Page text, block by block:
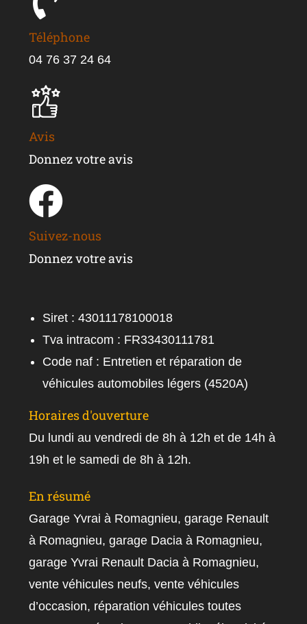
Téléphone
04 76 37 24 64
Avis
Donnez votre avis
Suivez-nous
Donnez votre avis
Siret : 43011178100018
Tva intracom : FR33430111781
Code naf : Entretien et réparation de
véhicules automobiles légers (4520A)
Horaires d'ouverture
Du lundi au vendredi de 8h à 12h et de 14h à
19h et le samedi de 8h à 12h.
En résumé
Garage Yvrai à Romagnieu, garage Renault
à Romagnieu, garage Dacia à Romagnieu,
garage Yvrai Renault Dacia à Romagnieu,
vente véhicules neufs, vente véhicules
d’occasion, réparation véhicules toutes